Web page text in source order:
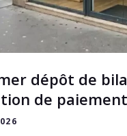
dépôt de
de paiement